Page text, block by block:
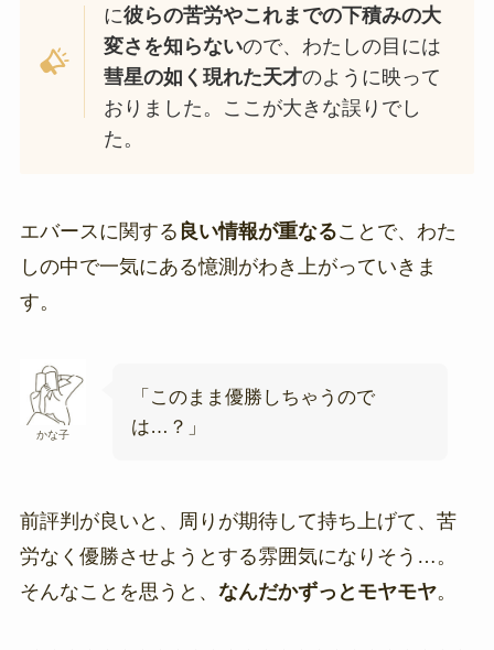
に彼らの苦労やこれまでの下積みの大
変さを知らないので、わたしの目には
彗星の如く現れた天才のように映って
おりました。ここが大きな誤りでし
た。
エバースに関する 良い情報が重なることで、わた
しの中で一気にある憶測がわき上がっていきま
す。
かな子
「このまま優勝しちゃうので
は…？」
前評判が良いと、周りが期待して持ち上げて、苦
労なく優勝させようとする雰囲気になりそう…。
そんなことを思うと、 なんだかずっとモヤモヤ。